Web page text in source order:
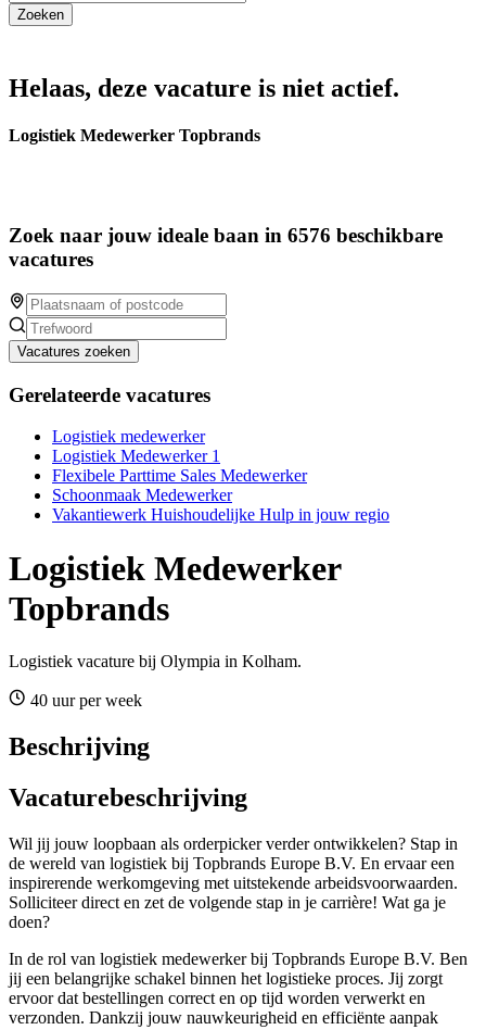
Helaas, deze vacature is niet actief.
Logistiek Medewerker Topbrands
Zoek naar jouw ideale baan in 6576 beschikbare
vacatures
Vacatures zoeken
Gerelateerde vacatures
Logistiek medewerker
Logistiek Medewerker 1
Flexibele Parttime Sales Medewerker
Schoonmaak Medewerker
Vakantiewerk Huishoudelijke Hulp in jouw regio
Logistiek Medewerker
Topbrands
Logistiek vacature bij Olympia in Kolham.
40 uur per week
Beschrijving
Vacaturebeschrijving
Wil jij jouw loopbaan als orderpicker verder ontwikkelen? Stap in
de wereld van logistiek bij Topbrands Europe B.V. En ervaar een
inspirerende werkomgeving met uitstekende arbeidsvoorwaarden.
Solliciteer direct en zet de volgende stap in je carrière! Wat ga je
doen?
In de rol van logistiek medewerker bij Topbrands Europe B.V. Ben
jij een belangrijke schakel binnen het logistieke proces. Jij zorgt
ervoor dat bestellingen correct en op tijd worden verwerkt en
verzonden. Dankzij jouw nauwkeurigheid en efficiënte aanpak